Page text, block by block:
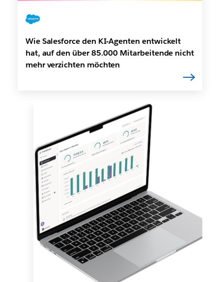
Wie Salesforce den KI-Agenten entwickelt
hat, auf den über 85.000 Mitarbeitende nicht
mehr verzichten möchten